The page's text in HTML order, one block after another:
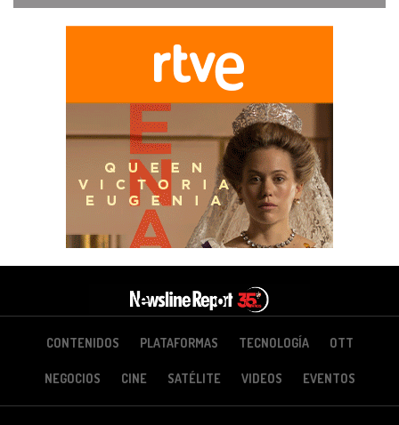
CONTENIDOS PLATAFORMAS TECNOLOGÍA OTT
NEGOCIOS CINE SATÉLITE VIDEOS EVENTOS